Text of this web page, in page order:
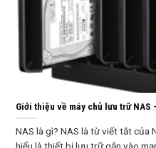
Giới thiệu về máy chủ lưu trữ NAS
NAS là gì? NAS là từ viết tắt
hiểu là thiết bị lưu trữ gắn vào